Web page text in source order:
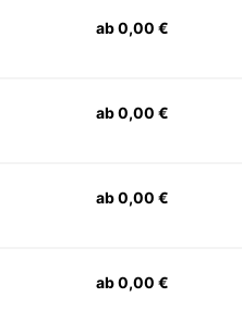
ab 0,00 €
ab 0,00 €
ab 0,00 €
ab 0,00 €